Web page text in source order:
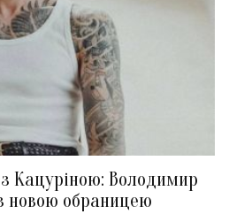
Кацуріною: Володимир
новою обраницею